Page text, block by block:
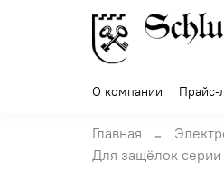
О компании Прайс-
Главная
Для защёлок серии